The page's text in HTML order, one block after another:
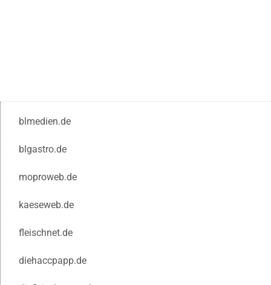
blmedien.de
blgastro.de
moproweb.de
kaeseweb.de
fleischnet.de
diehaccpapp.de